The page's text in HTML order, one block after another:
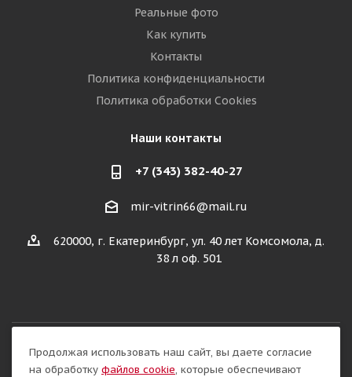
Реальные фото
Как купить
Контакты
Политика конфиденциальности
Политика обработки Cookies
Наши контакты
+7 (343) 382-40-27
mir-vitrin66@mail.ru
620000, г. Екатеринбург, ул. 40 лет Комсомола, д.
38 л оф. 501
Разработка сайта:
Продолжая использовать наш сайт, вы даете согласие
на обработку файлов cookie, которые обеспечивают